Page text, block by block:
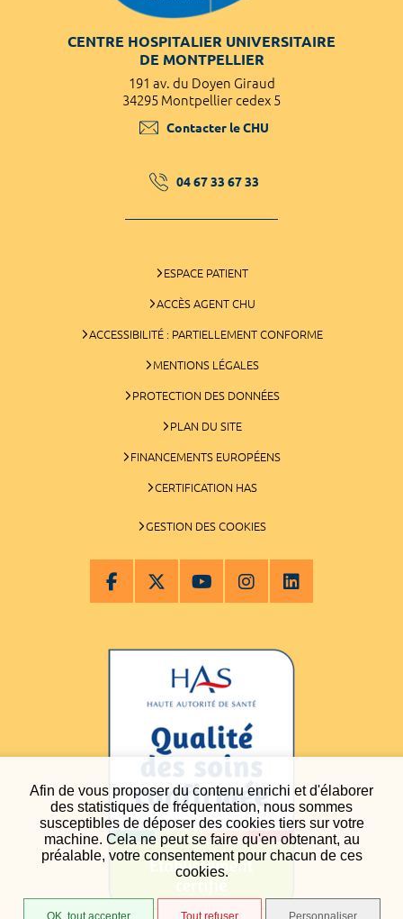
Afin de vous proposer du contenu enrichi et d'élaborer
des statistiques de fréquentation, nous sommes
susceptibles de déposer des cookies tiers sur votre
machine. Cela ne peut se faire qu'en obtenant, au
préalable, votre consentement pour chacun de ces
cookies.
OK, tout accepter Tout refuser Personnaliser
CENTRE HOSPITALIER UNIVERSITAIRE
DE MONTPELLIER
191 av. du Doyen Giraud
34295 Montpellier cedex 5
Contacter le CHU
04 67 33 67 33
ESPACE PATIENT
ACCÈS AGENT CHU
ACCESSIBILITÉ : PARTIELLEMENT CONFORME
MENTIONS LÉGALES
PROTECTION DES DONNÉES
PLAN DU SITE
FINANCEMENTS EUROPÉENS
CERTIFICATION HAS
GESTION DES COOKIES